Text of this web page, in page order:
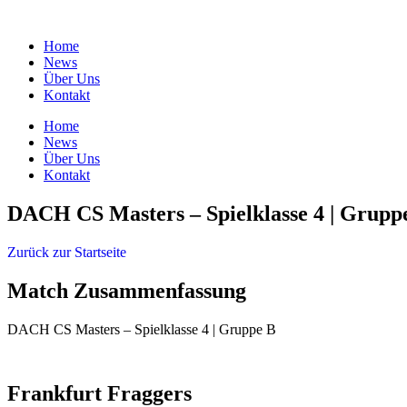
springenHome
News
Über Uns
Kontakt
Home
News
Über Uns
Kontakt
DACH CS Masters – Spielklasse 4 |
Zurück zur Startseite
Match Zusammenfassung
DACH CS Masters – Spielklasse 4 | Gruppe B
Frankfurt Fraggers